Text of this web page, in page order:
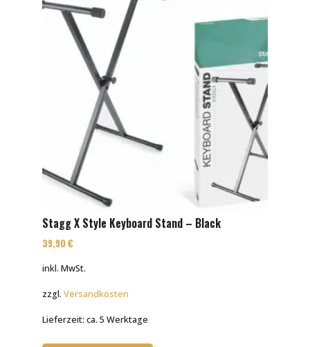
Stagg X Style Keyboard Stand – Black
39,90 €
inkl. MwSt.
zzgl. Versandkosten
Lieferzeit: ca. 5 Werktage